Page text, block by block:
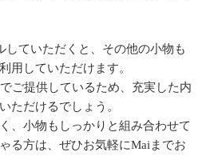
していただくと、その他の小物も
用していただけます。
ご提供しているため、充実した内
ただけるでしょう。
、小物もしっかりと組み合わせて
る方は、ぜひお気軽にMaiまでお